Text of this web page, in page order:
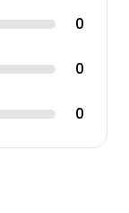
0
0
0